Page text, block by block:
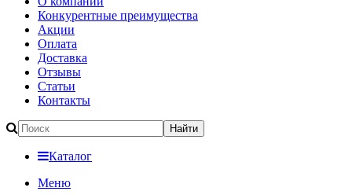
Конкурентные преимущества
Акции
Оплата
Доставка
Отзывы
Статьи
Контакты
Каталог
Меню